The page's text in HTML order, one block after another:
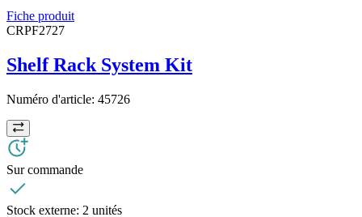
Fiche produit
CRPF2727
Shelf Rack System Kit
Numéro d'article: 45726
Sur commande
Stock externe: 2 unités